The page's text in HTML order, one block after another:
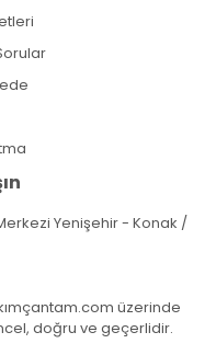
Yenişehir - Konak /
üzerinde
doğru ve geçerlidir.